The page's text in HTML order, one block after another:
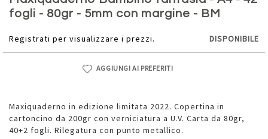
fogli - 80gr - 5mm con margine - BM
Registrati per visualizzare i prezzi. DISPONIBILE
AGGIUNGI AI PREFERITI
Maxiquaderno in edizione limitata 2022. Copertina in
cartoncino da 200gr con verniciatura a U.V. Carta da 80gr,
40+2 fogli. Rilegatura con punto metallico.
della
galleria
immagini